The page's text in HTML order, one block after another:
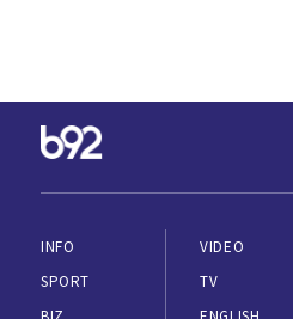
INFO
SPORT
VIDEO
TV